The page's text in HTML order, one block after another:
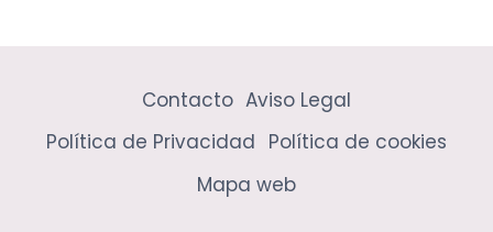
Contacto Aviso Legal
Política de Privacidad Política de cookies
Mapa web